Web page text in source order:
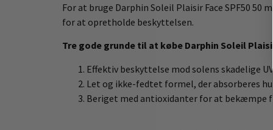
For at bruge Darphin Soleil Plaisir Face SPF50
for at opretholde beskyttelsen.
Tre gode grunde til at købe Darphin Soleil Plaisir
Effektiv beskyttelse mod solens skadelige
Let og ikke-fedtet formel, der absorberes
Beriget med antioxidanter for at bekæmpe